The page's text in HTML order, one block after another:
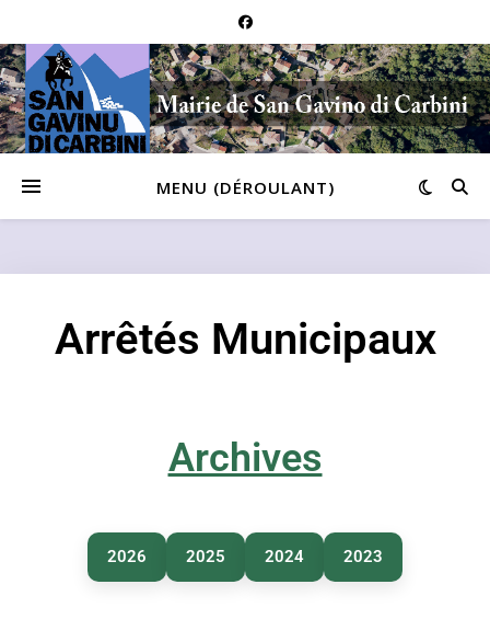
MENU (DÉROULANT)
Arrêtés Municipaux
Archives
2026 2025 2024 2023